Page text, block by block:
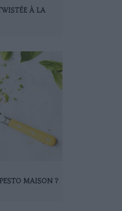
À LA
MAISON ?